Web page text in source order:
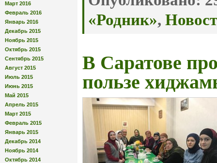
Март 2016
Февраль 2016
Январь 2016
Декабрь 2015
Ноябрь 2015
Октябрь 2015
Сентябрь 2015
Август 2015
Июль 2015
Июнь 2015
Май 2015
Апрель 2015
Март 2015
Февраль 2015
Январь 2015
Декабрь 2014
Ноябрь 2014
Октябрь 2014
«Родник»,
В Саратове
пользе